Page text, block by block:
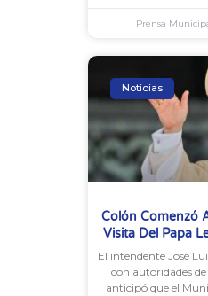
Prensa
Noticias
Colón Comenzó
Visita Del Papa
El intendente José
con autoridades
anticipó que el